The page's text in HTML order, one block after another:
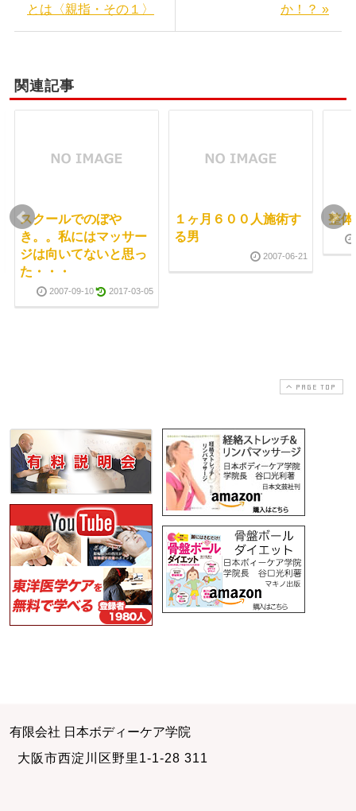
とは〈親指・その１〉
か！？ »
関連記事
スクールでのぼや
き。。私にはマッサー
ジは向いてないと思っ
た・・・
2007-09-10 2017-03-05
１ヶ月６００人施術す
る男
2007-06-21
整
PAGE TOP
有限会社 日本ボディーケア学院
大阪市西淀川区野里1-1-28 311